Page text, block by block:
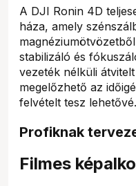
A DJI Ronin 4D
háza, amely
stabilizáló és
vezeték nélküli
megelőzhető az
felvételt tesz lehetővé.
Profiknak
Filmes